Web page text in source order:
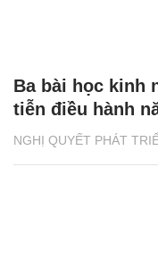
NGHỊ QUYẾT PHÁT
Ba bài học kinh
tiễn điều hành